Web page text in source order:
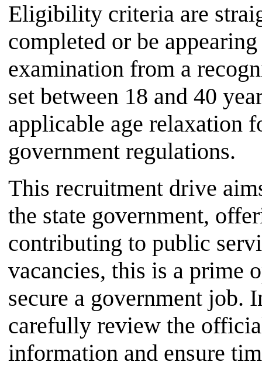
Eligibility criteria are
completed or be
examination from a
set between 18 and 40
applicable age relaxation
government regulations.
This recruitment drive
the state government,
contributing to public
vacancies, this is a prime
secure a government job.
carefully review the
information and ensure